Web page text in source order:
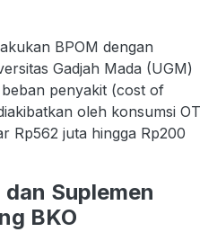
BPOM dengan
Gadjah Mada (UGM)
penyakit (cost of
oleh konsumsi OT
Rp562 juta hingga Rp200
Suplemen
BKO